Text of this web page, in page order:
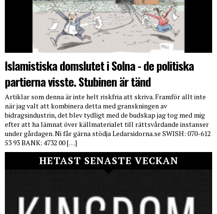
Islamistiska domslutet i Solna - de politiska
partierna visste. Stubinen är tänd
Artiklar som denna är inte helt riskfria att skriva. Framför allt inte
när jag valt att kombinera detta med granskningen av
bidragsindustrin, det blev tydligt med de budskap jag tog med mig
efter att ha lämnat över källmaterialet till rättsvårdande instanser
under gårdagen. Ni får gärna stödja Ledarsidorna.se SWISH: 070-612
53 93 BANK: 4732 00 […]
HETAST SENASTE VECKAN